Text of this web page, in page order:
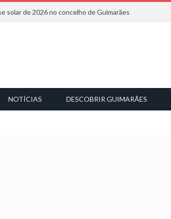
solar de 2026 no concelho de Guimarães
NOTÍCIAS DESCOBRIR GUIMARÃES